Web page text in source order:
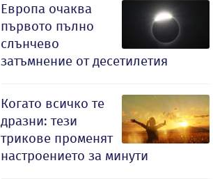
Европа очаква
първото пълно
слънчево
затъмнение от десетилетия
Когато всичко те
дразни: тези
трикове променят
настроението за минути